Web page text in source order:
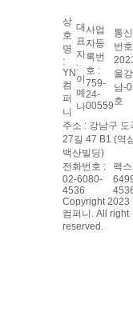
상
호
명
:
YN
컴
퍼
니
대
표
자
:
이
예
나
사업
자등
록번
호 :
759-
24-
00559
통
번
울강
남-
호
주소 : 강남구 도
27길 47 B1 (역
백산빌딩)
전화번호 :
02-6080-
4536
팩
Copyright 2023
컴퍼니. All right
reserved.